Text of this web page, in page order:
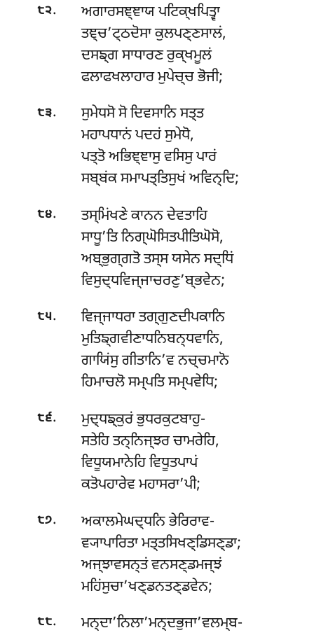
੮੨.
ਅਗਾਰਸਞ੍ਞਾਯ ਪਟਿਕ੍ਖਪਿਤ੍ਵਾ
ਤਞ੍ਚ’ਟ੍ਠਦੋਸਾ ਕੁਲਪਣ੍ਣਸਾਲਂ,
ਦਸਙ੍ਗ ਸਾਧਾਰਣ ਰੁਕ੍ਖਮੂਲਂ
ਫਲਾਫਖਲਾਹਾਰ ਮੁਪੇਚ੍ਚ ਭੋਜੀ;
੮੩.
ਸੁਮੇਧਸੋ ਸੋ ਦਿਵਸਾਨਿ ਸਤ੍ਤ
ਮਹਾਪਧਾਨਂ ਪਦਹਂ ਸੁਮੇਧੋ,
ਪਤ੍ਤੋ ਅਭਿਞ੍ਞਾਸੁ ਵਸਿਸੁ ਪਾਰਂ
ਸਬ੍ਬਂਕ ਸਮਾਪਤ੍ਤਿਸੁਖਂ ਅਵਿਨ੍ਦਿ;
੮੪.
ਤਸ੍ਮਿਂਖਣੇ ਕਾਨਨ ਦੇਵਤਾਹਿ
ਸਾਧੂ’ਤਿ ਨਿਗ੍ਘੋਸਿਤਪੀਤਿਘੋਸੋ,
ਅਬ੍ਭੁਗ੍ਗਤੋ ਤਸ੍ਸ ਯਸੇਨ ਸਦ੍ਧਿਂ
ਵਿਸੁਦ੍ਧਵਿਜ੍ਜਾਚਰਣੁ’ਬ੍ਭਵੇਨ;
੮੫.
ਵਿਜ੍ਜਾਧਰਾ ਤਗ੍ਗੁਣਦੀਪਕਾਨਿ
ਮੁਤਿਙ੍ਗਵੀਣਾਧਨਿਬਨ੍ਧਵਾਨਿ,
ਗਾਯਿਂਸੁ ਗੀਤਾਨਿ’ਵ ਨਚ੍ਚਮਾਨੋ
ਹਿਮਾਚਲੋ ਸਮ੍ਪਤਿ ਸਮ੍ਪਵੇਧਿ;
੮੬.
ਮੁਦ੍ਧਙ੍ਕੁਰਂ ਭੁਧਰਕੁਟਬਾਹੁ-
ਸਤੇਹਿ ਤਨ੍ਨਿਜ੍ਝਰ ਚਾਮਰੇਹਿ,
ਵਿਧੂਯਮਾਨੇਹਿ ਵਿਧੂਤਪਾਪਂ
ਕਤੋਪਹਾਰੇਵ ਮਹਾਸਰਾ’ਪੀ;
੮੭.
ਅਕਾਲਮੇਘਦ੍ਧਨਿ ਭੇਰਿਰਾਵ-
ਵ੍ਯਾਪਾਰਿਤਾ ਮਤ੍ਤਸਿਖਣ੍ਡਿਸਣ੍ਡਾ;
ਅਜ੍ਝਾਵਸਨ੍ਤਂ ਵਨਸਣ੍ਡਮਜ੍ਝਂ
ਮਹਿਂਸੁਚਾ’ਖਣ੍ਡਨਤਣ੍ਡਵੇਨ;
੮੮.
ਮਨ੍ਦਾ’ਨਿਲਾ’ਮਨ੍ਦਭੁਜਾ’ਵਲਮ੍ਬ-